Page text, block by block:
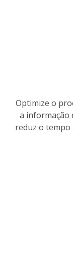
Optimize o
a informação
reduz o tempo